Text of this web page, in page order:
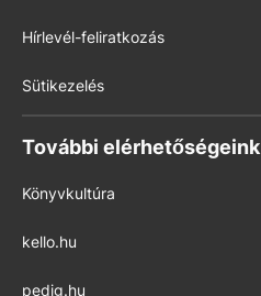
Hírlevél-feliratkozás
Sütikezelés
További elérhetőségeink
Könyvkultúra
kello.hu
pedig.hu